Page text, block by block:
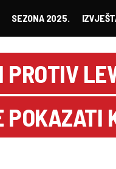
SEZONA 2025.
PROTIV
POKAZATI